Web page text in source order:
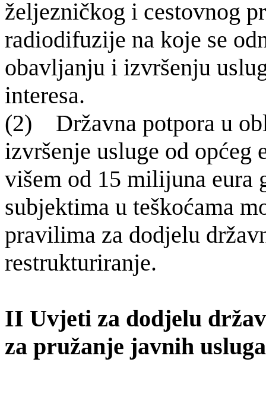
željezničkog i cestovnog
radiodifuzije na koje se
obavljanju i izvršenju
interesa.
(2) Državna potpora u
izvršenje usluge od općeg
višem od 15 milijuna eura
subjektima u teškoćama
pravilima za dodjelu
restrukturiranje.
II Uvjeti za dodjelu dr
za pružanje javnih usluga